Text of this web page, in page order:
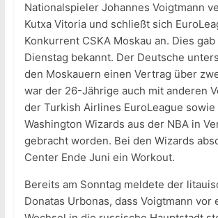
Nationalspieler Johannes Voigtmann
Kutxa Vitoria und schließt sich
Konkurrent CSKA Moskau an. Dies
Dienstag bekannt. Der Deutsche
den Moskauern einen Vertrag über
war der 26-Jährige auch mit anderen
der Turkish Airlines EuroLeague sowie
Washington Wizards aus der NBA in
gebracht worden. Bei den Wizards
Center Ende Juni ein Workout.
Bereits am Sonntag meldete der
Donatas Urbonas, dass Voigtmann vor